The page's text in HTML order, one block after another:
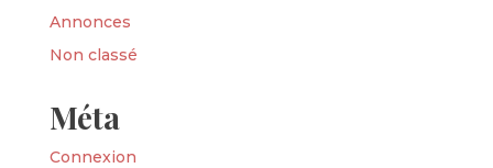
Annonces
Non classé
Méta
Connexion